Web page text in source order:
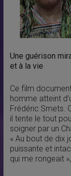
Une guérison
et à la vie
Ce film
homme atteint
Frédéric Smets.
il tente le tout
soigner par un
« Au bout de dix
puissante et
qui me rongeait